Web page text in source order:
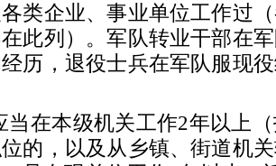
类企业、事业单位工作过
此列）。军队转业干部在
历，退役士兵在军队服现
当在本级机关工作2年以上
的，以及从乡镇、街道机